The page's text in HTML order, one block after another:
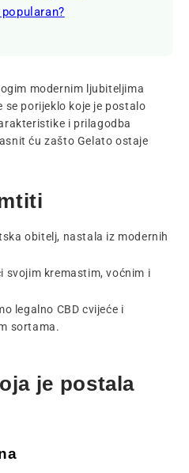
modernim ljubiteljima
se porijeklo koje je postalo
i prilagodba
ću zašto Gelato ostaje
obitelj, nastala iz modernih
svojim kremastim, voćnim i
legalno CBD cvijeće i
sortama.
je postala